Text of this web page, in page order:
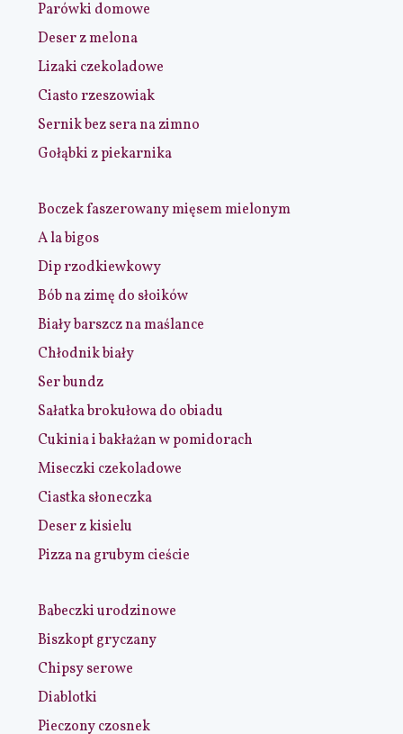
Parówki domowe
Deser z melona
Lizaki czekoladowe
Ciasto rzeszowiak
Sernik bez sera na zimno
Gołąbki z piekarnika
Boczek faszerowany mięsem mielonym
A la bigos
Dip rzodkiewkowy
Bób na zimę do słoików
Biały barszcz na maślance
Chłodnik biały
Ser bundz
Sałatka brokułowa do obiadu
Cukinia i bakłażan w pomidorach
Miseczki czekoladowe
Ciastka słoneczka
Deser z kisielu
Pizza na grubym cieście
Babeczki urodzinowe
Biszkopt gryczany
Chipsy serowe
Diablotki
Pieczony czosnek